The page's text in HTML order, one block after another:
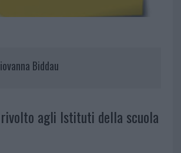
Biddau
agli Istituti della scuola